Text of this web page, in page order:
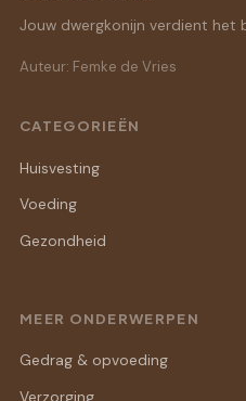
Jouw dwergkonijn verdient het
Auteur: Femke de Vries
CATEGORIEËN
Huisvesting
Voeding
Gezondheid
MEER ONDERWERPEN
Gedrag & opvoeding
Verzorging